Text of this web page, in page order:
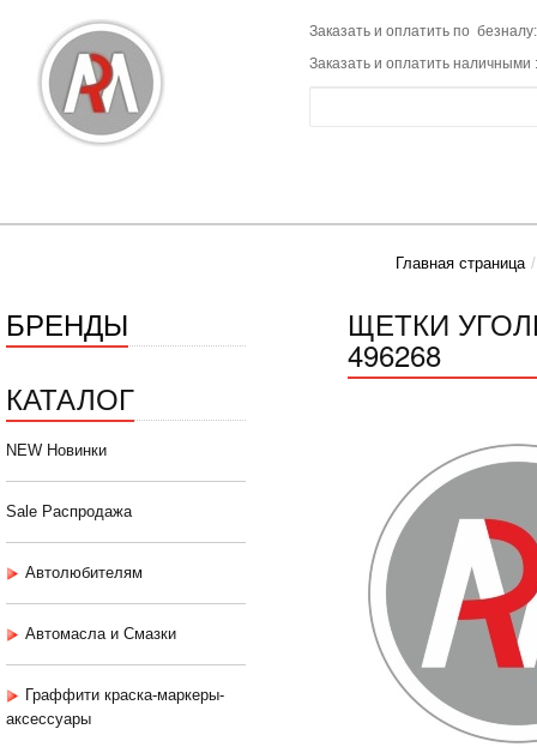
Заказать и оплатить по
Заказать и оплатить наличными
Главная страница
БРЕНДЫ
КАТАЛОГ
NEW Новинки
Sale Распродажа
Автолюбителям
Автомасла и Смазки
Граффити краска-маркеры-
аксессуары
ЩЕТКИ
496268